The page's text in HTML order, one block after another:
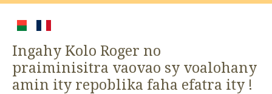
Ingahy Kolo Roger no
praiminisitra vaovao sy voalohany
amin ity repoblika faha efatra ity !